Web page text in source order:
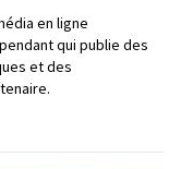
en ligne
qui publie des
et des